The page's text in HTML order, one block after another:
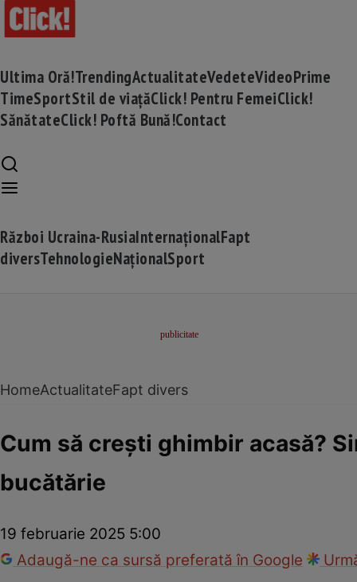
Ultima Oră!TrendingActualitateVedeteVideoPrime
TimeSportStil de viațăClick! Pentru FemeiClick!
SănătateClick! Poftă Bună!Contact
Război Ucraina-RusiaInternaționalFapt
diversTehnologieNaționalSport
HomeActualitateFapt divers
Cum să crești ghimbir acasă?
bucătărie
19 februarie 2025 5:00
Adaugă-ne ca sursă preferată în Google